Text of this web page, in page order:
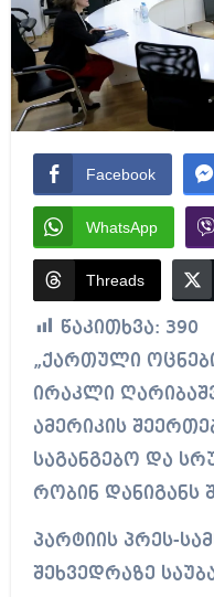
Facebook
WhatsApp
Threads
წაკითხვა: 390
„ქართული ოცნების“ თავმჯდომარე,
ირაკლი
ამერიკის
საგანგებო და
რობინ დანიგანს
პარტიის პრეს-
შეხვედრაზე